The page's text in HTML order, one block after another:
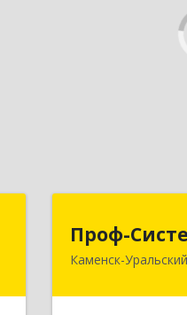
Проф-
Каменск-Уральский
623406,